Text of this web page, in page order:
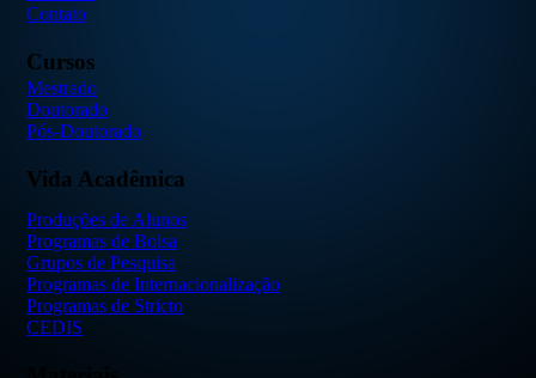
Contato
Cursos
Mestrado
Doutorado
Pós-Doutorado
Vida Acadêmica
Produções de Alunos
Programas de Bolsa
Grupos de Pesquisa
Programas de Internacionalização
Programas de Stricto
CEDIS